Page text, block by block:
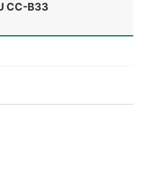
CC-B33